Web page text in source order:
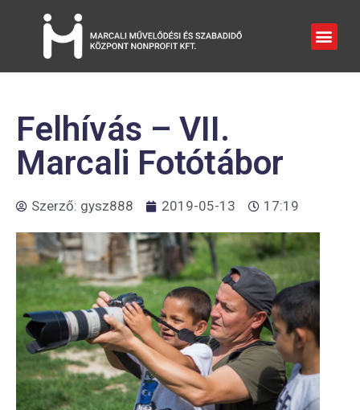
Felhívás – VII.
Marcali Fotótábor
Szerző: gysz888 2019-05-13 17:19